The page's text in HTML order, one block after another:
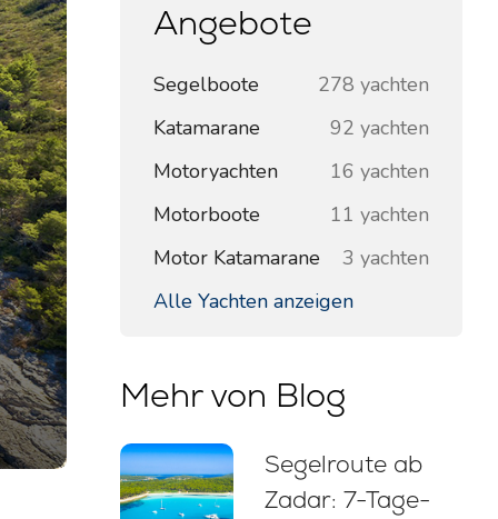
Angebote
Segelboote
278 yachten
Katamarane
92 yachten
Motoryachten
16 yachten
Motorboote
11 yachten
Motor Katamarane
3 yachten
Alle Yachten anzeigen
Mehr von Blog
Segelroute ab
Zadar: 7-Tage-